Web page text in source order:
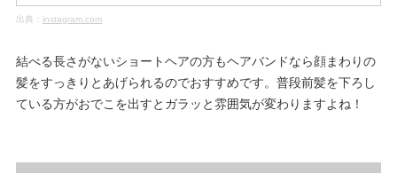
出典： instagram.com
結べる長さがないショートヘアの方もヘアバンドなら顔まわりの
髪をすっきりとあげられるのでおすすめです。普段前髪を下ろし
ている方がおでこを出すとガラッと雰囲気が変わりますよね！